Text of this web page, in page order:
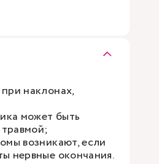
наклонах,
может быть
возникают, если
нервные окончания.